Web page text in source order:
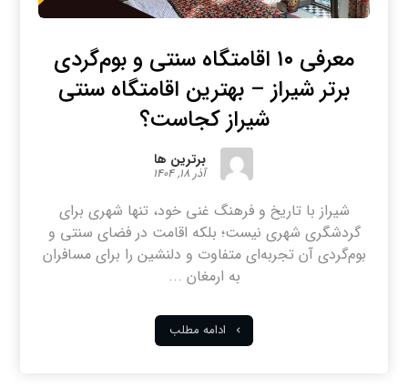
معرفی ۱۰ اقامتگاه سنتی و بوم‌گردی
برتر شیراز – بهترین اقامتگاه سنتی
شیراز کجاست؟
برترین ها
آذر ۱۸, ۱۴۰۴
شیراز با تاریخ و فرهنگ غنی خود، تنها شهری برای
گردشگری شهری نیست؛ بلکه اقامت در فضای سنتی و
بوم‌گردی آن تجربه‌ای متفاوت و دلنشین را برای مسافران
به ارمغان ...
ادامه مطلب